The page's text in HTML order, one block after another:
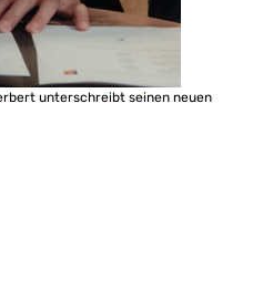
unterschreibt seinen neuen